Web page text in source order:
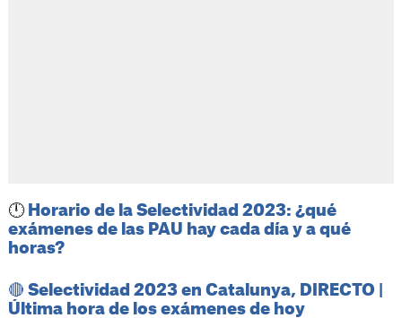
🕛 Horario de la Selectividad 2023: ¿qué
exámenes de las PAU hay cada día y a qué
horas?
🔴 Selectividad 2023 en Catalunya, DIRECTO |
Última hora de los exámenes de hoy